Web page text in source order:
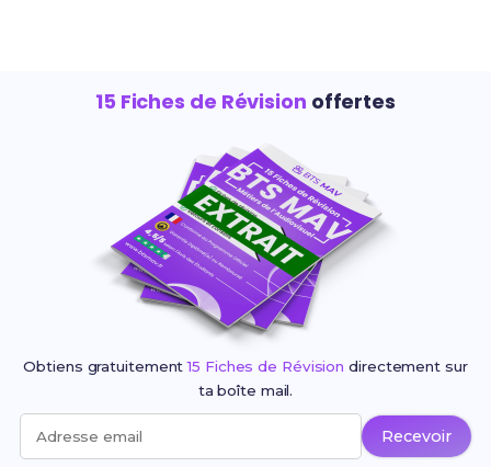
15 Fiches de Révision offertes
Obtiens gratuitement15 Fiches de Révision directement sur
ta boîte mail.
Adresse email Recevoir